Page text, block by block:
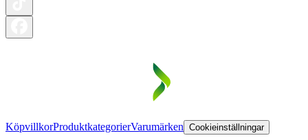
KöpvillkorProduktkategorierVarumärken Cookieinställningar